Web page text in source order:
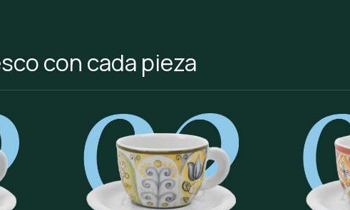
con cada pieza